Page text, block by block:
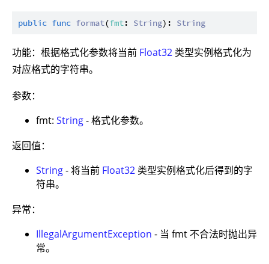
public func format(fmt: String): String
功能：根据格式化参数将当前 Float32 类型实例格式化为
对应格式的字符串。
参数：
fmt: String- 格式化参数。
返回值：
String- 将当前 Float32 类型实例格式化后得到的字
符串。
异常：
IllegalArgumentException - 当 fmt 不合法时抛出异
常。